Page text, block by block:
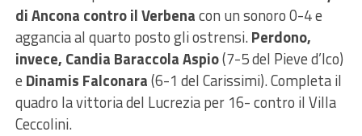
di Ancona contro il Verbenacon un sonoro 0-4 e
aggancia al quarto posto gli ostrensi.Perdono,
invece, Candia Baraccola Aspio(7-5 del Pieve d’Ico)
e Dinamis Falconara(6-1 del Carissimi). Completa il
quadro la vittoria del Lucrezia per 16- contro il Villa
Ceccolini.